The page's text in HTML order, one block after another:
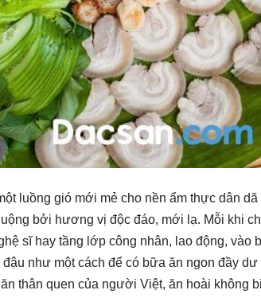
luồng gió mới mẻ cho nền ẩm thực dân
bởi hương vị độc đáo, mới lạ. Mỗi khi
sĩ hay tầng lớp công nhân, lao động, vào
như một cách để có bữa ăn ngon đầy
thân quen của người Việt, ăn hoài không